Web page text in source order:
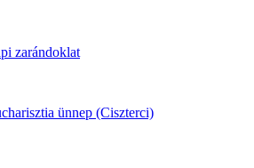
zarándoklat
ünnep (Ciszterci)